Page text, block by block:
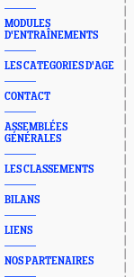
MODULES
D'ENTRAÎNEMENTS
LES CATEGORIES D'AGE
CONTACT
ASSEMBLÉES
GÉNÉRALES
LES CLASSEMENTS
BILANS
LIENS
NOS PARTENAIRES